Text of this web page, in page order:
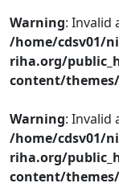
Warning: Invalid
/home/cdsv01/
riha.org/
content/
Warning: Invalid
/home/cdsv01/
riha.org/
content/